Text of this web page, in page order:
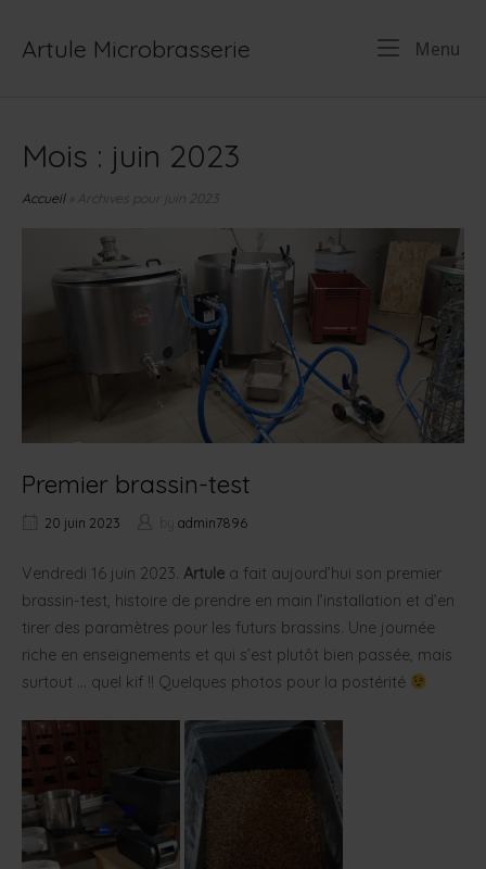
content
Artule Microbrasserie Menu
Mois : juin 2023
Accueil» Archives pour juin 2023
Premier brassin-test
20 juin 2023 admin7896
Vendredi 16 juin 2023. Artule a fait aujourd’hui son premier
brassin-test, histoire de prendre en main l’installation et d’en
tirer des paramètres pour les futurs brassins. Une journée
riche en enseignements et qui s’est plutôt bien passée, mais
surtout … quel kif !! Quelques photos pour la postérité